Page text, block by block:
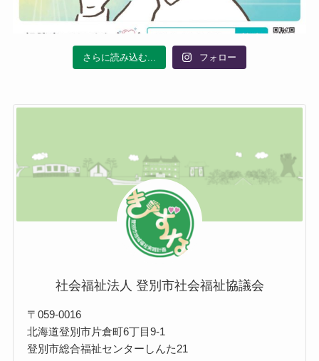
さらに読み込む... フォロー
社会福祉法人 登別市社会福祉協議会
〒059-0016
北海道登別市片倉町6丁目9-1
登別市総合福祉センターしんた21